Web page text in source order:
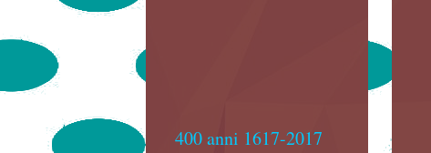
400 anni 1617-2017